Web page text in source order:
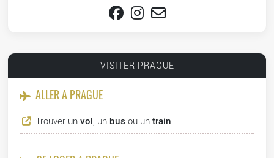
VISITER PRAGUE
ALLER À PRAGUE
Trouver unvol , un bus ou untrain